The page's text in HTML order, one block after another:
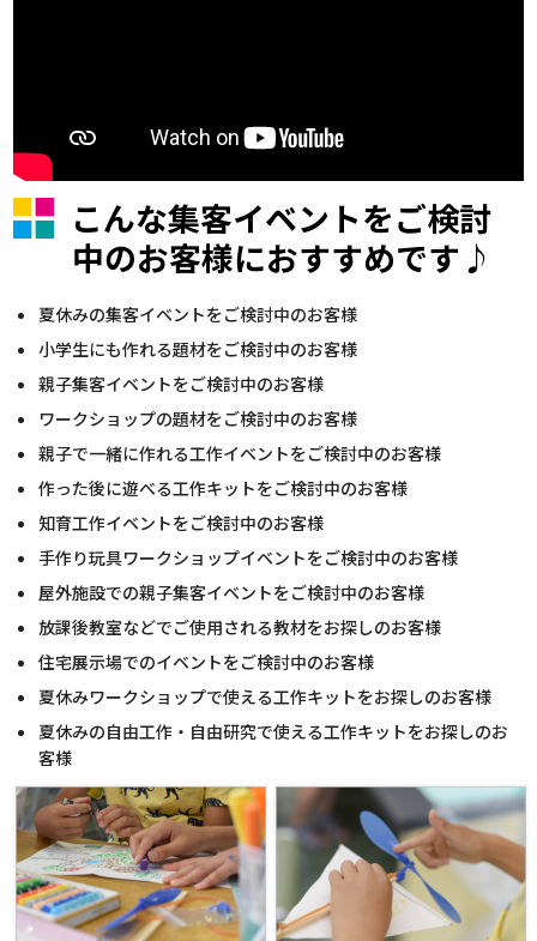
こんな集客イベントをご検討
中のお客様におすすめです♪
夏休みの集客イベントをご検討中のお客様
小学生にも作れる題材をご検討中のお客様
親子集客イベントをご検討中のお客様
ワークショップの題材をご検討中のお客様
親子で一緒に作れる工作イベントをご検討中のお客様
作った後に遊べる工作キットをご検討中のお客様
知育工作イベントをご検討中のお客様
手作り玩具ワークショップイベントをご検討中のお客様
屋外施設での親子集客イベントをご検討中のお客様
放課後教室などでご使用される教材をお探しのお客様
住宅展示場でのイベントをご検討中のお客様
夏休みワークショップで使える工作キットをお探しのお客様
夏休みの自由工作・自由研究で使える工作キットをお探しのお
客様